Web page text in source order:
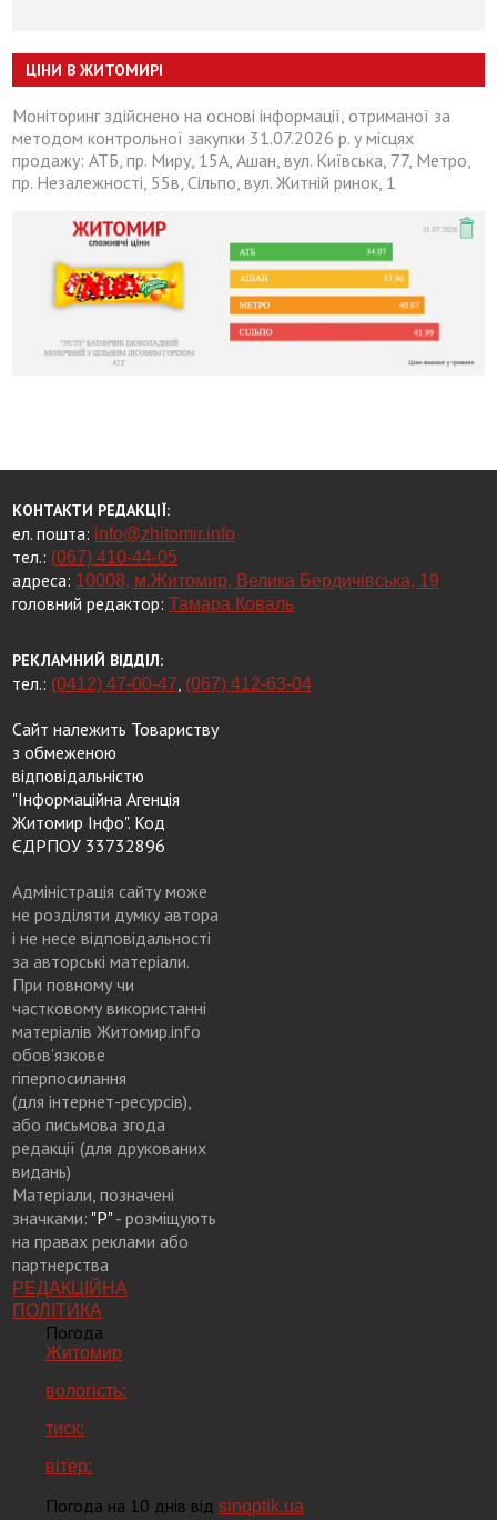
ЦІНИ В ЖИТОМИРІ
Моніторинг здійснено на основі інформації, отриманої за
методом контрольної закупки 31.07.2026 р. у місцях
продажу: АТБ, пр. Миру, 15А, Ашан, вул. Київська, 77, Метро,
пр. Незалежності, 55в, Сільпо, вул. Житній ринок, 1
КОНТАКТИ РЕДАКЦІЇ:
ел. пошта: info@zhitomir.info
тел.: (067) 410-44-05
адреса: 10008, м.Житомир, Велика Бердичівська, 19
головний редактор:Тамара Коваль
РЕКЛАМНИЙ ВІДДІЛ:
тел.: (0412) 47-00-47, (067) 412-63-04
Сайт належить Товариству
з обмеженою
відповідальністю
"Інформаційна Агенція
Житомир Інфо". Код
ЄДРПОУ 33732896
Адміністрація сайту може
не розділяти думку автора
і не несе відповідальності
за авторські матеріали.
При повному чи
частковому використанні
матеріалів Житомир.info
обов’язкове
гіперпосилання
(для інтернет-ресурсів),
або письмова згода
редакції (для друкованих
видань)
Матеріали, позначені
значками: "Р"- розміщують
на правах реклами або
партнерства
РЕДАКЦІЙНА
ПОЛІТИКА
Погода
Житомир
вологість:
тиск:
вітер:
Погода на 10 днів відsinoptik.ua